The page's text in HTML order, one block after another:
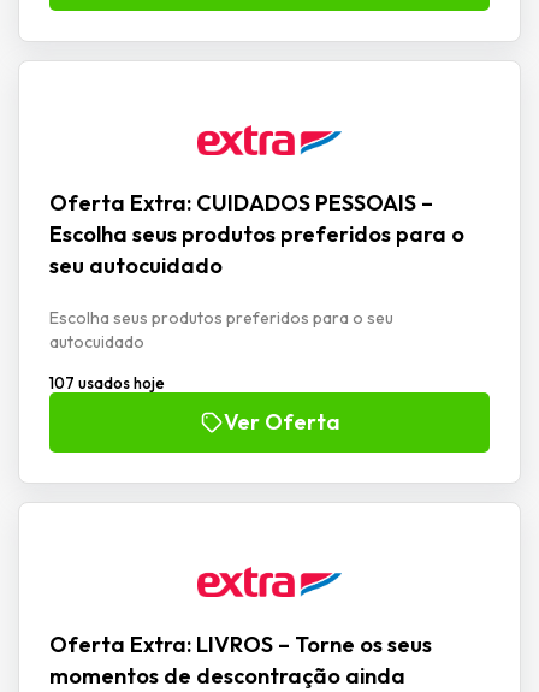
Oferta Extra: CUIDADOS PESSOAIS –
Escolha seus produtos preferidos para o
seu autocuidado
Escolha seus produtos preferidos para o seu
autocuidado
107 usados hoje
Ver Oferta
Oferta Extra: LIVROS – Torne os seus
momentos de descontração ainda